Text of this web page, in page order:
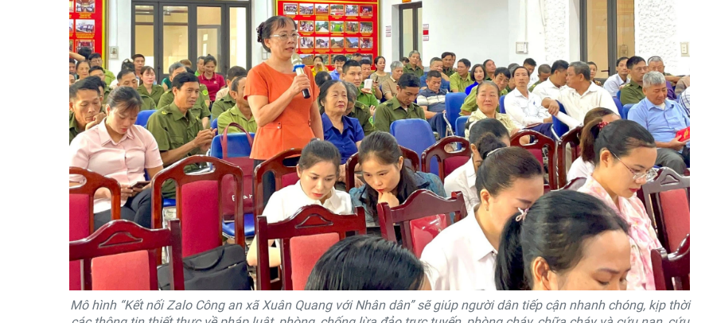
Mô hình “Kết nối Zalo Công an xã Xuân Quang với Nhân dân” sẽ giúp người dân tiếp cận nhanh chóng, kịp thời